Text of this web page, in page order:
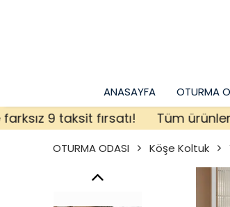
ANASAYFA OTURMA
9 taksit fırsatı! Tüm ürünlerde
OTURMA ODASI Köşe Koltuk